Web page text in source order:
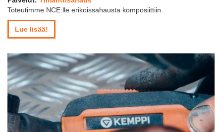
Toteutimme NCE:lle erikoissahausta komposiittiin.
Lue lisää!